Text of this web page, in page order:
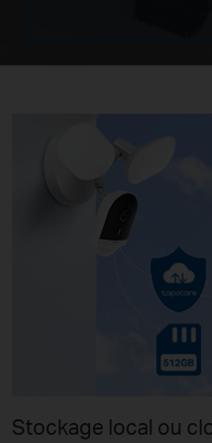
Stockage local ou